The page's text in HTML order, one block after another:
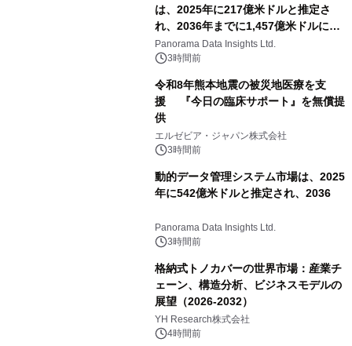
は、2025年に217億米ドルと推定さ
れ、2036年までに1,457億米ドルに達
すると予測されており、予測期間
（2026年～2036年）
Panorama Data Insights Ltd.
3時間前
令和8年熊本地震の被災地医療を支
援 『今日の臨床サポート』を無償提
供
エルゼビア・ジャパン株式会社
3時間前
動的データ管理システム市場は、2025
年に542億米ドルと推定され、2036
Panorama Data Insights Ltd.
3時間前
格納式トノカバーの世界市場：産業チ
ェーン、構造分析、ビジネスモデルの
展望（2026-2032）
YH Research株式会社
4時間前